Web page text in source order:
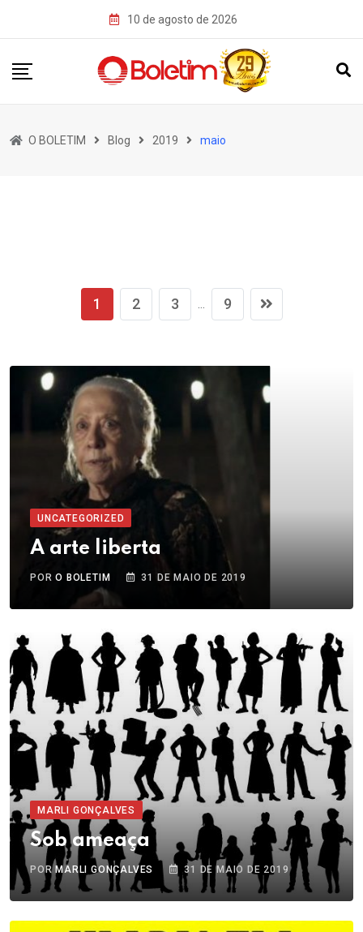
10 de agosto de 2026
O BOLETIM Blog 2019 maio
1 2 3 ... 9
UNCATEGORIZED
A arte liberta
PORO BOLETIM 31 DE MAIO DE 2019
MARLI GONÇALVES
Sob ameaça
PORMARLI GONÇALVES 31 DE MAIO DE 2019